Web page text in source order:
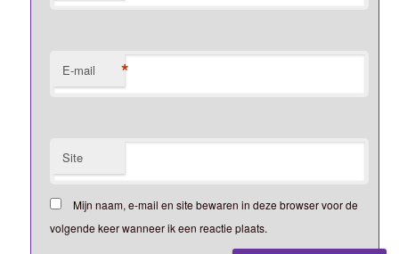
E-mail *
Site
Mijn naam, e-mail en site bewaren in deze browser voor de
volgende keer wanneer ik een reactie plaats.